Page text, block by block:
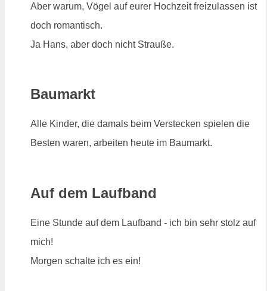
Aber warum, Vögel auf eurer Hochzeit freizulassen ist
doch romantisch.
Ja Hans, aber doch nicht Strauße.
Baumarkt
Alle Kinder, die damals beim Verstecken spielen die
Besten waren, arbeiten heute im Baumarkt.
Auf dem Laufband
Eine Stunde auf dem Laufband - ich bin sehr stolz auf
mich!
Morgen schalte ich es ein!